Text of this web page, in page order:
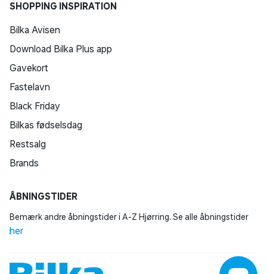
SHOPPING INSPIRATION
Bilka Avisen
Download Bilka Plus app
Gavekort
Fastelavn
Black Friday
Bilkas fødselsdag
Restsalg
Brands
ÅBNINGSTIDER
Bemærk andre åbningstider i A-Z Hjørring. Se alle åbningstider
her